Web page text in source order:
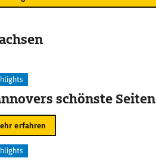
schönste Seiten
erfahren